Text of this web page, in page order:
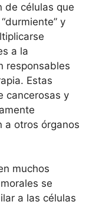
de células que
y
a la
responsables
Estas
cancerosas y
a otros órganos
muchos
se
a las células